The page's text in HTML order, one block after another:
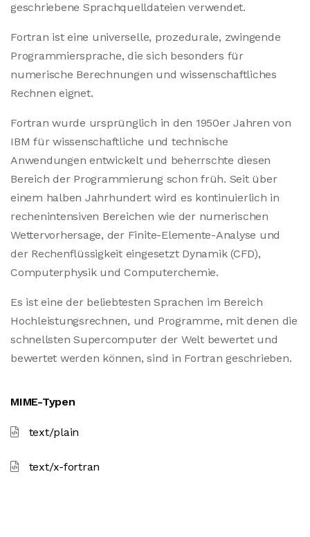
geschriebene Sprachquelldateien verwendet.
Fortran ist eine universelle, prozedurale, zwingende
Programmiersprache, die sich besonders für
numerische Berechnungen und wissenschaftliches
Rechnen eignet.
Fortran wurde ursprünglich in den 1950er Jahren von
IBM für wissenschaftliche und technische
Anwendungen entwickelt und beherrschte diesen
Bereich der Programmierung schon früh. Seit über
einem halben Jahrhundert wird es kontinuierlich in
rechenintensiven Bereichen wie der numerischen
Wettervorhersage, der Finite-Elemente-Analyse und
der Rechenflüssigkeit eingesetzt Dynamik (CFD),
Computerphysik und Computerchemie.
Es ist eine der beliebtesten Sprachen im Bereich
Hochleistungsrechnen, und Programme, mit denen die
schnellsten Supercomputer der Welt bewertet und
bewertet werden können, sind in Fortran geschrieben.
MIME-Typen
text/plain
text/x-fortran